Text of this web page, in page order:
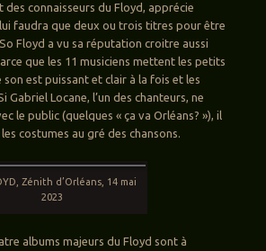
des connaisseurs du Floyd, apprécie
faudra que deux ou trois titres pour être
Floyd a vu sa réputation croitre aussi
que les 11 musiciens mettent les petits
son est puissant et clair à la fois et les
Gabriel Locane, l’un des chanteurs, ne
le public (quelques « ça va Orléans? »), il
costumes au gré des chansons.
Zénith d’Orléans, 14 mai
2023
albums majeurs du Floyd sont à